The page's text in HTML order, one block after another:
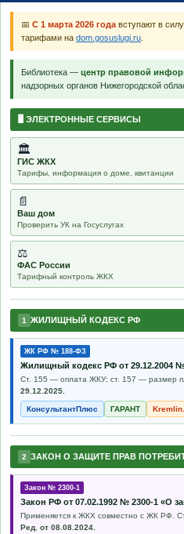
📅 С 1 марта 2026 года вступают в
тарифами на dom.gosuslugi.ru
Библиотека — центр правовой
надзорных органов Нижегородской
🖥 ЭЛЕКТРОННЫЕ СЕРВИСЫ
🏛
ГИС ЖКХ
Тарифы, информация о доме, квитанции
📄
Ваш дом
Проверить УК на Госуслугах
⚖
ФАС России
Тарифный контроль ЖКХ
1 ЖИЛИЩНЫЙ КОДЕКС РФ
ЖК РФ № 188-ФЗ
Жилищный кодекс РФ от 29.12.2004
Ст. 155 — оплата ЖКУ; ст. 157 — размер
29.12.2025.
КонсультантПлюс ГАРАНТ
2 ЗАКОН О ЗАЩИТЕ ПРАВ
Закон № 2300-1
Закон РФ от 07.02.1992 № 2300-1 «О
Применяется к ЖКХ совместно с ЖК РФ.
Ред. от 08.08.2024.